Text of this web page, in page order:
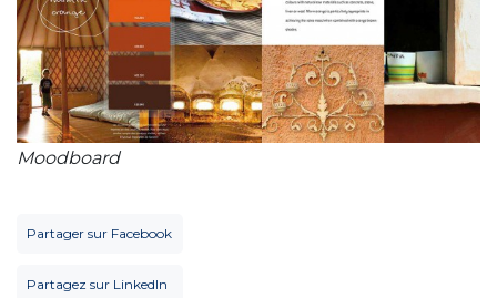
Moodboard
Partager sur Facebook
Partagez sur LinkedIn